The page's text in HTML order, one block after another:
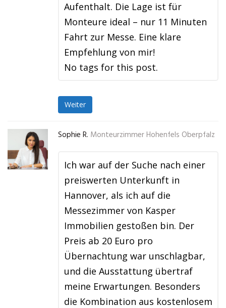
Aufenthalt. Die Lage ist für
Monteure ideal – nur 11 Minuten
Fahrt zur Messe. Eine klare
Empfehlung von mir!
No tags for this post.
Weiter
Sophie R. Monteurzimmer Hohenfels Oberpfalz
Ich war auf der Suche nach einer
preiswerten Unterkunft in
Hannover, als ich auf die
Messezimmer von Kasper
Immobilien gestoßen bin. Der
Preis ab 20 Euro pro
Übernachtung war unschlagbar,
und die Ausstattung übertraf
meine Erwartungen. Besonders
die Kombination aus kostenlosem